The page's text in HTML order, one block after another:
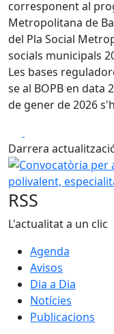
corresponent al
Metropolitana de
del Pla Social
socials municipals
Les bases
se al BOPB en data
de gener de 2026
Darrera
Convocatòria per a
RSS
L'actualitat a un clic
Agenda
Avisos
Dia a Dia
Notícies
Publicacions